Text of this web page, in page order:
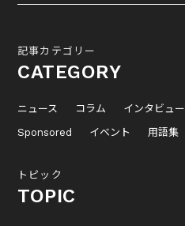
記事カテゴリー
CATEGORY
ニュース コラム インタビュー
Sponsored
イベント 用語集
トピック
TOPIC